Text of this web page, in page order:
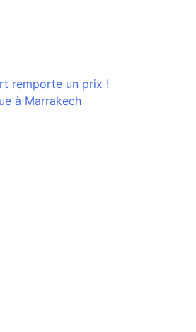
remporte un prix !
à Marrakech